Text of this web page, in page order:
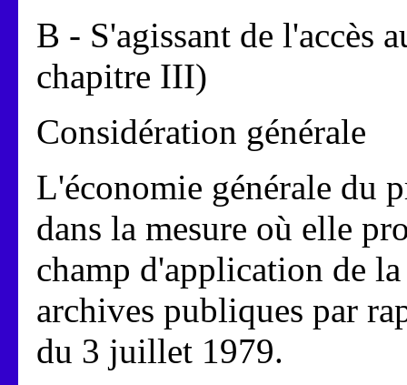
B - S'agissant de l'accès
chapitre III)
Considération générale
L'économie générale du
dans la mesure où elle
champ d'application de
archives publiques par
du 3 juillet 1979.